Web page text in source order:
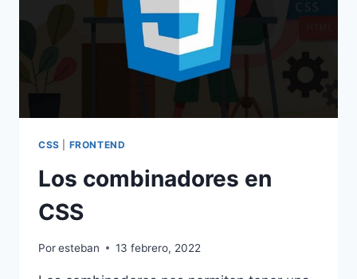
CSS FRONTEND
Los combinadores en
CSS
Poresteban 13 febrero, 2022